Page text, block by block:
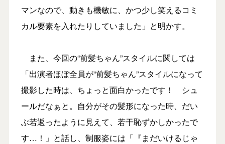
マンなので、動きも機敏に、かつ少し笑えるコミ
カル要素を入れたりしていました」と明かす。
また、今回の“前髪ちゃん”スタイルに関しては
「出演者ほぼ全員が“前髪ちゃん”スタイルになって
撮影した時は、ちょっと面白かったです！ シュ
ールだなぁと。自分がその髪形になった時、だい
ぶ若返ったように見えて、若干恥ずかしかったで
す…！」と話し、制服姿には「『まだいけるじゃ